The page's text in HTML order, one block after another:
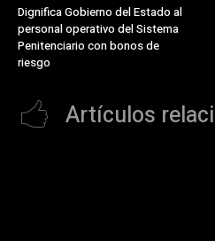
Dignifica Gobierno del Estado al
personal operativo del Sistema
Penitenciario con bonos de
riesgo
Artículos